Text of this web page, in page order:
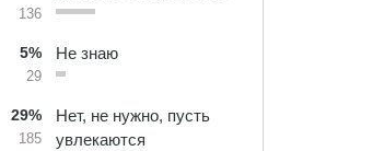
136
5%
29
Не знаю
29%
185
Нет, не нужно, пусть
увлекаются